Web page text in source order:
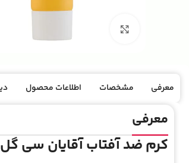
معرفی مشخصات اطلاعات محصول
معرفی
کرم ضد آفتاب آقایان سی